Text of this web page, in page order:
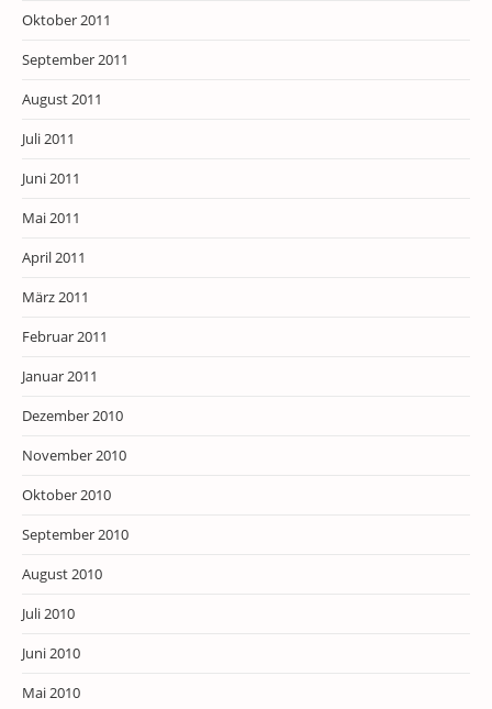
Oktober 2011
September 2011
August 2011
Juli 2011
Juni 2011
Mai 2011
April 2011
März 2011
Februar 2011
Januar 2011
Dezember 2010
November 2010
Oktober 2010
September 2010
August 2010
Juli 2010
Juni 2010
Mai 2010